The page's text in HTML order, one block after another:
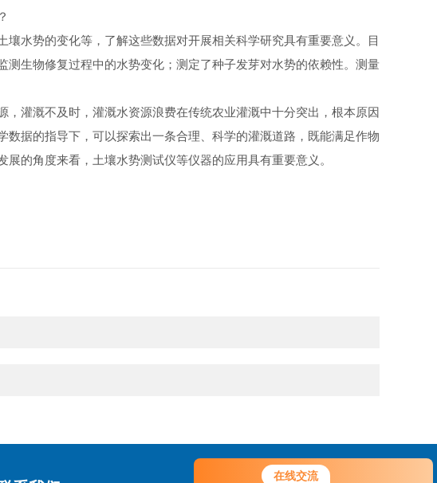
在线交流
水势的变化等，了解这些数据对开展相关科学研究具有重要意义。目
生物修复过程中的水势变化；测定了种子发芽对水势的依赖性。测量
灌溉不及时，灌溉水资源浪费在传统农业灌溉中十分突出，根本原因
据的指导下，可以探索出一条合理、科学的灌溉道路，既能满足作物
的角度来看，土壤水势测试仪等仪器的应用具有重要意义。